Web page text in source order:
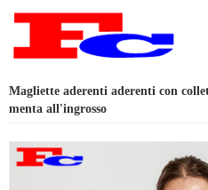
Magliette aderenti aderenti con
menta all'ingrosso